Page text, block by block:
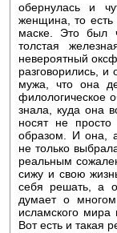
обернулась и
женщина, то
маске. Это был
толстая
невероятный
разговорились, и
мужа, что она
филологическое
знала, куда она
носят не
образом. И она,
не только
реальным
сижу и свою
себя решать, а
думает о
исламского
Вот есть и такая